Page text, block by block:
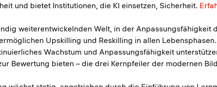
und bietet Institutionen, die KI einsetzen, Sicherheit.
weiterentwickelnden Welt, in der Anpassungsfähigkeit
Upskilling und Reskilling in allen
Wachstum und Anpassungsfähigkeit
Bewertung bieten – die drei Kernpfeiler der modernen